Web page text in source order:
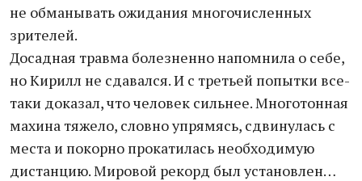
не обманывать ожидания многочисленных
зрителей.
Досадная травма болезненно напомнила о себе,
но Кирилл не сдавался. И с третьей попытки все-
таки доказал, что человек сильнее. Многотонная
махина тяжело, словно упрямясь, сдвинулась с
места и покорно прокатилась необходимую
дистанцию. Мировой рекорд был установлен…